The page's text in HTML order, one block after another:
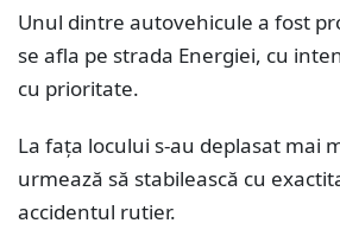
Unul dintre autovehicule a fost
se afla pe strada Energiei, cu
cu prioritate.
La fața locului s-au deplasat mai
urmează să stabilească cu
accidentul rutier.